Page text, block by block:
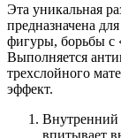
Эта уникальная
предназначена
фигуры, борьбы с
Выполняется
трехслойного
эффект.
Внутренний
впитывает